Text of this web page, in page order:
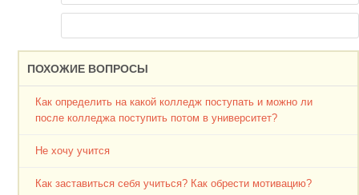
ПОХОЖИЕ ВОПРОСЫ
Как определить на какой колледж поступать и можно ли
после колледжа поступить потом в университет?
Не хочу учится
Как заставиться себя учиться? Как обрести мотивацию?